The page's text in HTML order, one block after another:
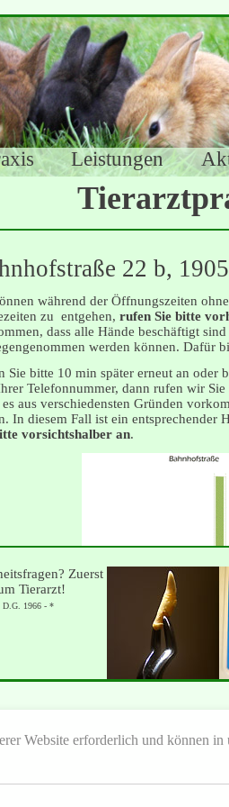
Leistungen
22 b,
während der Öffnungszeiten
zu entgehen, rufen Sie bitte
dass alle Hände beschäftigt
werden können. Dafür
Sie bitte 10 min später erneut an oder
Telefonnummer, dann rufen wir
aus verschiedensten Gründen
In diesem Fall ist ein entsprechender
vorsichtshalber an.
Zuerst
Tierarzt!
D.G. 1966 - *
Website erforderlich und können in